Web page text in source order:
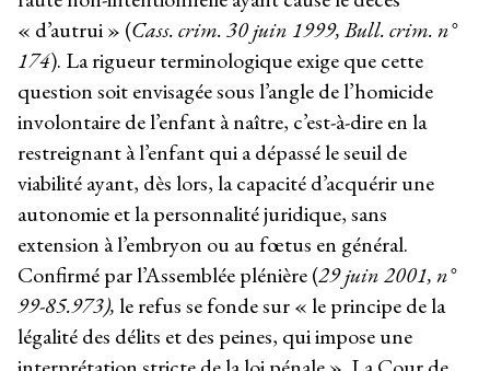
« d’autrui » (Cass. crim. 30 juin 1999, Bull. crim. n°
174). La rigueur terminologique exige que cette
question soit envisagée sous l’angle de l’homicide
involontaire de l’enfant à naître, c’est-à-dire en la
restreignant à l’enfant qui a dépassé le seuil de
viabilité ayant, dès lors, la capacité d’acquérir une
autonomie et la personnalité juridique, sans
extension à l’embryon ou au fœtus en général.
Confirmé par l’Assemblée plénière (29 juin 2001, n°
99-85.973),le refus se fonde sur « le principe de la
légalité des délits et des peines, qui impose une